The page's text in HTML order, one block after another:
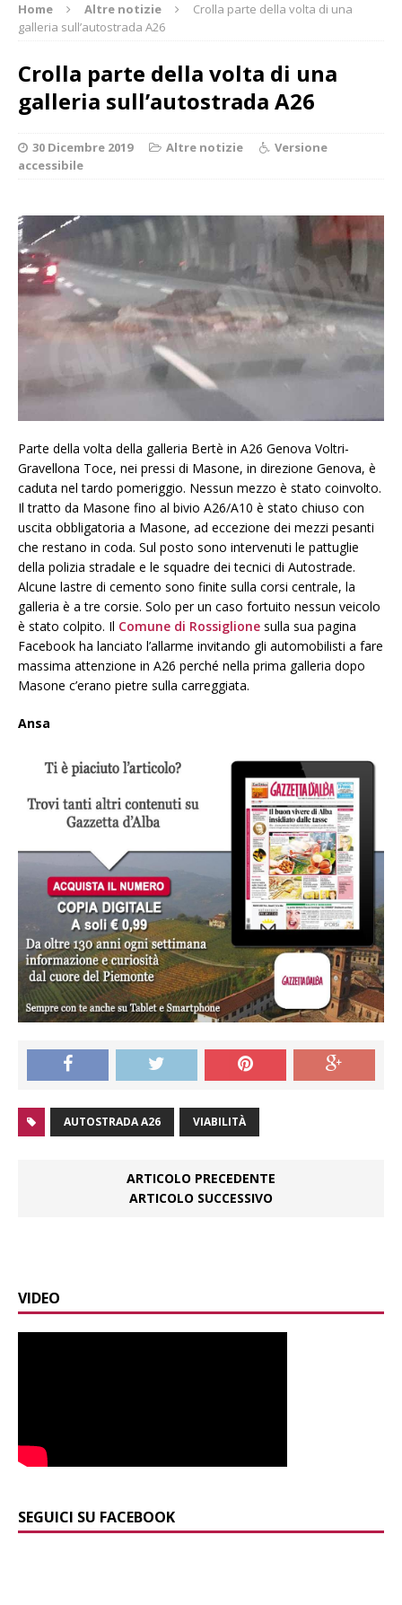
Home Altre notizie
Crolla parte della volta di una
galleria sull’autostrada A26
Crolla parte della volta di una
galleria sull’autostrada A26
30 Dicembre 2019 Altre notizie
Versione
accessibile
Parte della volta della galleria Bertè in A26 Genova Voltri-
Gravellona Toce, nei pressi di Masone, in direzione Genova, è
caduta nel tardo pomeriggio. Nessun mezzo è stato coinvolto.
Il tratto da Masone fino al bivio A26/A10 è stato chiuso con
uscita obbligatoria a Masone, ad eccezione dei mezzi pesanti
che restano in coda. Sul posto sono intervenuti le pattuglie
della polizia stradale e le squadre dei tecnici di Autostrade.
Alcune lastre di cemento sono finite sulla corsi centrale, la
galleria è a tre corsie. Solo per un caso fortuito nessun veicolo
è stato colpito. Il Comune di Rossiglione sulla sua pagina
Facebook ha lanciato l’allarme invitando gli automobilisti a fare
massima attenzione in A26 perché nella prima galleria dopo
Masone c’erano pietre sulla carreggiata.
Ansa
AUTOSTRADA A26 VIABILITÀ
ARTICOLO PRECEDENTE
ARTICOLO SUCCESSIVO
VIDEO
SEGUICI SU FACEBOOK